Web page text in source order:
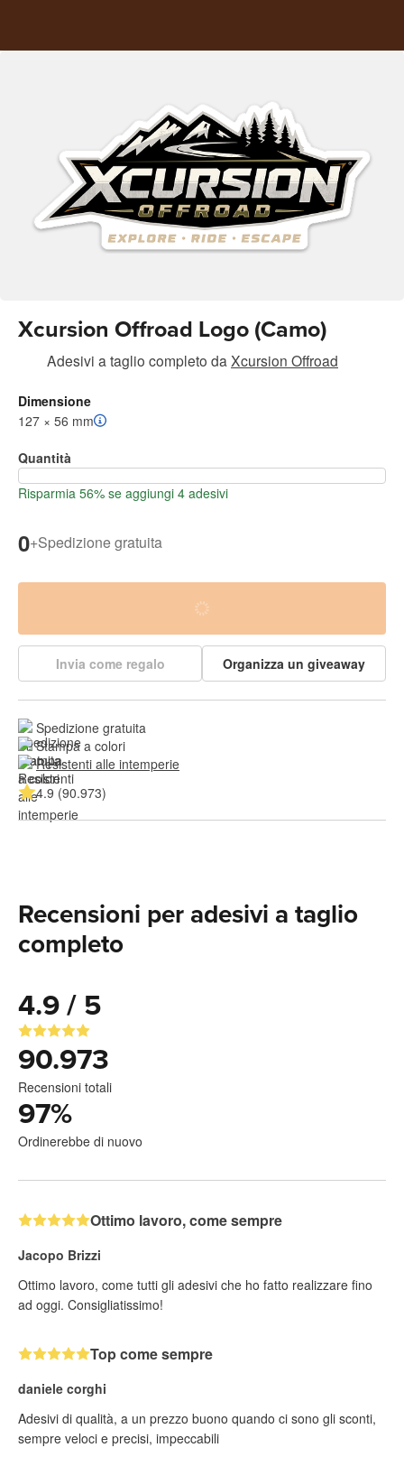
Xcursion Offroad Logo (Camo)
Adesivi a taglio completo da Xcursion Offroad
Dimensione
127 × 56 mm
Quantità
Risparmia 56% se aggiungi 4 adesivi
0+Spedizione gratuita
Invia come regalo Organizza un giveaway
Spedizione gratuita
Stampa a colori
Resistenti alle intemperie
4.9 (90.973)
Recensioni per adesivi a taglio
completo
4.9 / 5
90.973
Recensioni totali
97%
Ordinerebbe di nuovo
Ottimo lavoro, come sempre
Jacopo Brizzi
Ottimo lavoro, come tutti gli adesivi che ho fatto realizzare fino
ad oggi. Consigliatissimo!
Top come sempre
daniele corghi
Adesivi di qualità, a un prezzo buono quando ci sono gli sconti,
sempre veloci e precisi, impeccabili